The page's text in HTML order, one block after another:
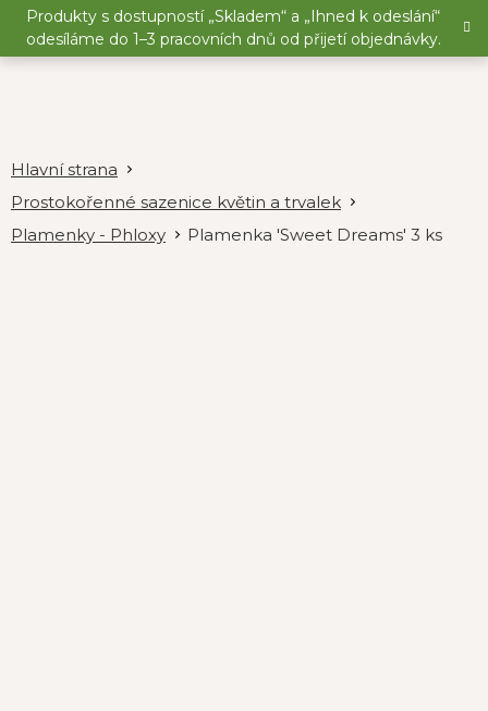
Přejít
obsah
Produkty s dostupností „Skladem“ a „Ihned k odeslání“
odesíláme do 1–3 pracovních dnů od přijetí objednávky.
Prostokořenné sazenice květin a trvalek
Plamenky - Phloxy
Plamenka 'Sweet Dreams' 3 ks